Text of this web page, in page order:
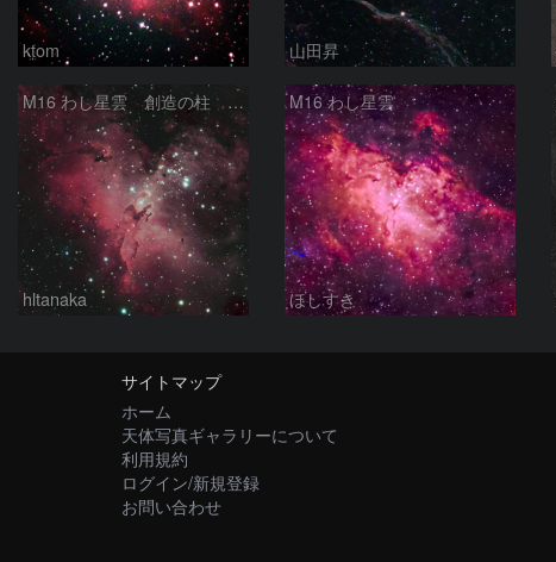
ktom 山田昇
M16 わし星雲 創造の柱 へび座
hltanaka
M16 わし星雲
ほしすき
サイトマップ
ホーム
天体写真ギャラリーについて
利用規約
ログイン/新規登録
お問い合わせ